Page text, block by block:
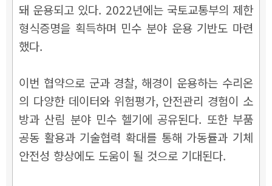
돼 운용되고 있다. 2022년에는 국토교통부의 제한
형식증명을 획득하며 민수 분야 운용 기반도 마련
했다.
이번 협약으로 군과 경찰, 해경이 운용하는 수리온
의 다양한 데이터와 위험평가, 안전관리 경험이 소
방과 산림 분야 민수 헬기에 공유된다. 또한 부품
공동 활용과 기술협력 확대를 통해 가동률과 기체
안전성 향상에도 도움이 될 것으로 기대된다.